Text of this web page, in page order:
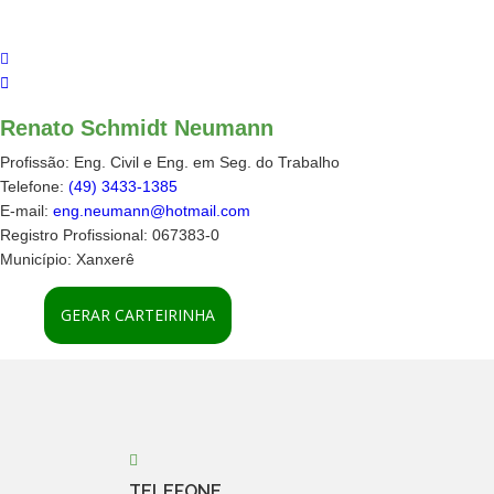
Renato Schmidt Neumann
Profissão: Eng. Civil e Eng. em Seg. do Trabalho
Telefone: (49) 3433-1385
E-mail: eng.neumann@hotmail.com
Registro Profissional: 067383-0
Município: Xanxerê